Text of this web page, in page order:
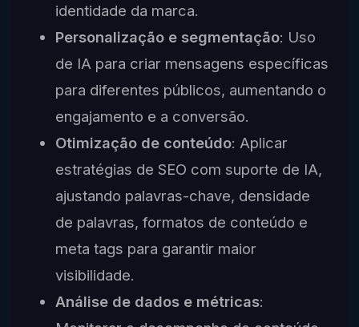
identidade da marca.
Personalização e segmentação: Uso
de IA para criar mensagens específicas
para diferentes públicos, aumentando o
engajamento e a conversão.
Otimização de conteúdo: Aplicar
estratégias de SEO com suporte de IA,
ajustando palavras-chave, densidade
de palavras, formatos de conteúdo e
meta tags para garantir maior
visibilidade.
Análise de dados e métricas: